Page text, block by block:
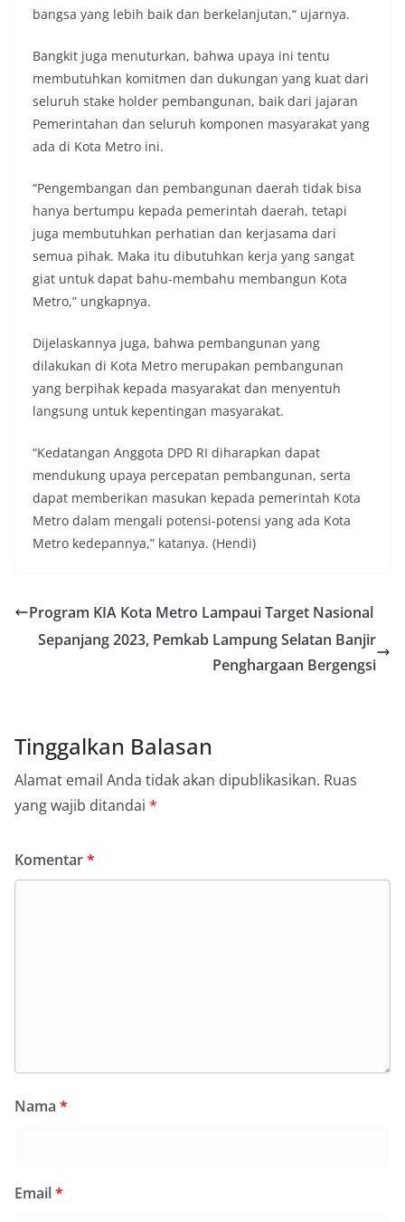
bangsa yang lebih baik dan berkelanjutan,“ ujarnya.
Bangkit juga menuturkan, bahwa upaya ini tentu
membutuhkan komitmen dan dukungan yang kuat dari
seluruh stake holder pembangunan, baik dari jajaran
Pemerintahan dan seluruh komponen masyarakat yang
ada di Kota Metro ini.
“Pengembangan dan pembangunan daerah tidak bisa
hanya bertumpu kepada pemerintah daerah, tetapi
juga membutuhkan perhatian dan kerjasama dari
semua pihak. Maka itu dibutuhkan kerja yang sangat
giat untuk dapat bahu-membahu membangun Kota
Metro,” ungkapnya.
Dijelaskannya juga, bahwa pembangunan yang
dilakukan di Kota Metro merupakan pembangunan
yang berpihak kepada masyarakat dan menyentuh
langsung untuk kepentingan masyarakat.
“Kedatangan Anggota DPD RI diharapkan dapat
mendukung upaya percepatan pembangunan, serta
dapat memberikan masukan kepada pemerintah Kota
Metro dalam mengali potensi-potensi yang ada Kota
Metro kedepannya,” katanya. (Hendi)
Program KIA Kota Metro Lampaui Target Nasional
Sepanjang 2023, Pemkab Lampung Selatan Banjir
Penghargaan Bergengsi
Tinggalkan Balasan
Alamat email Anda tidak akan dipublikasikan. Ruas
yang wajib ditandai *
Komentar*
Nama *
Email*